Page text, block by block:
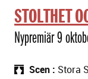
STOLTHET
Nypremiär 9
Scen Stora